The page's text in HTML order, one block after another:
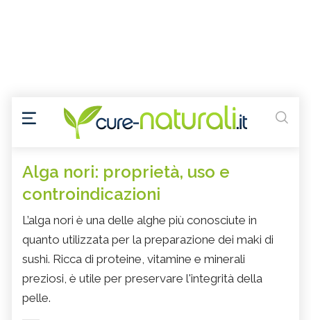
Alga nori: proprietà, uso e
controindicazioni
L’alga nori è una delle alghe più conosciute in
quanto utilizzata per la preparazione dei maki di
sushi. Ricca di proteine, vitamine e minerali
preziosi, è utile per preservare l'integrità della
pelle.